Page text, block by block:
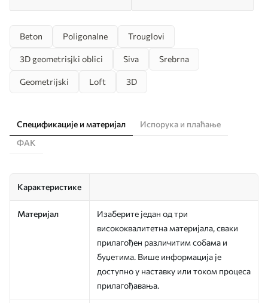
Beton Poligonalne Trouglovi
3D geometrisjki oblici Siva Srebrna
Geometrijski Loft 3D
Спецификације и материјал
Испорука и плаћање
ФАК
Карактеристике
Материјал
Изаберите један од три
висококвалитетна материјала, сваки
прилагођен различитим собама и
буџетима. Више информација је
доступно у наставку или током процеса
прилагођавања.